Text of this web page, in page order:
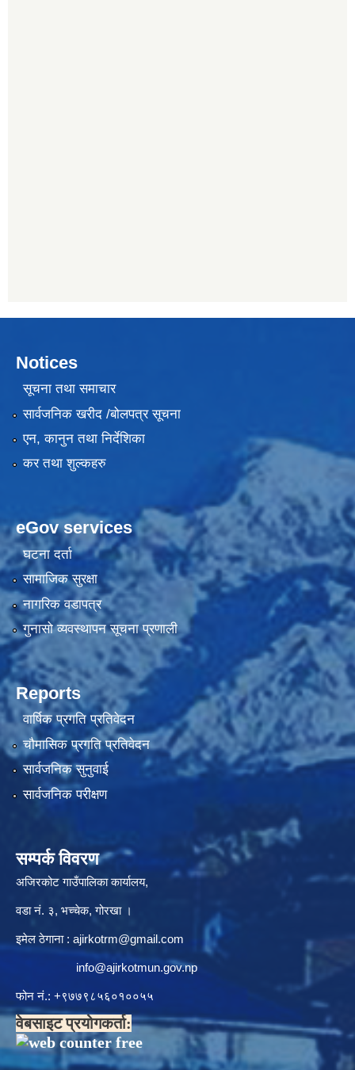
Notices
सूचना तथा समाचार
सार्वजनिक खरीद /बोलपत्र सूचना
एन, कानुन तथा निर्देशिका
कर तथा शुल्कहरु
eGov services
घटना दर्ता
सामाजिक सुरक्षा
नागरिक वडापत्र
गुनासो व्यवस्थापन सूचना प्रणाली
Reports
वार्षिक प्रगति प्रतिवेदन
चौमासिक प्रगति प्रतिवेदन
सार्वजनिक सुनुवाई
सार्वजनिक परीक्षण
सम्पर्क विवरण
अजिरकोट गाउँपालिका कार्यालय,
वडा नं. ३, भच्चेक, गोरखा ।
इमेल ठेगाना : ajirkotrm@gmail.com
info@ajirkotmun.gov.np
फोन नं.: ‍‌+९७७९८५६०१००५५
वेबसाइट प्रयोगकर्ता: